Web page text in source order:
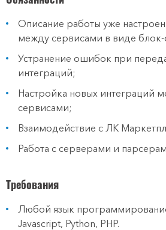
Описание работы уже
между сервисами в виде блок-
Устранение ошибок при
интеграций;
Настройка новых интеграций
сервисами;
Взаимодействие с ЛК
Работа с серверами и
Требования
Любой язык
Javascript, Python, PHP.